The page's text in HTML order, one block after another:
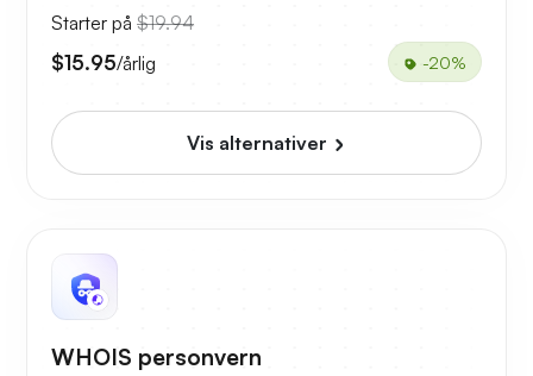
Starter på $19.94
$15.95/årlig -20%
Vis alternativer
WHOIS personvern